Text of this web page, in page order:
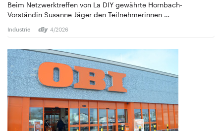
Beim Netzwerktreffen von La DIY gewährte Hornbach-
Vorständin Susanne Jäger den Teilnehmerinnen …
Industrie 4/2026